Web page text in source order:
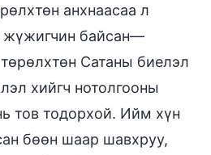
анхнаасаа л
жүжигчин байсан—
Сатаны биелэл
хийгч нотолгооны
тов тодорхой. Ийм хүн
бөөн шаар шавхруу,